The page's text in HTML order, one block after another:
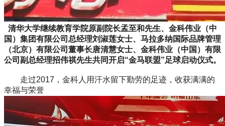
清华大学继续教育学院原副院长孟至和先生、金科伟业（中
国）集团有限公司总经理刘淑莲女士、马拉多纳国际品牌管理
（北京）有限公司董事长唐清慧女士、金科伟业（中国）有限
公司副总经理招伟祺先生共同开启“金马联盟”足球启动仪式。
走过2017，金科人用汗水留下勤劳的足迹，收获满满的
幸福与荣誉